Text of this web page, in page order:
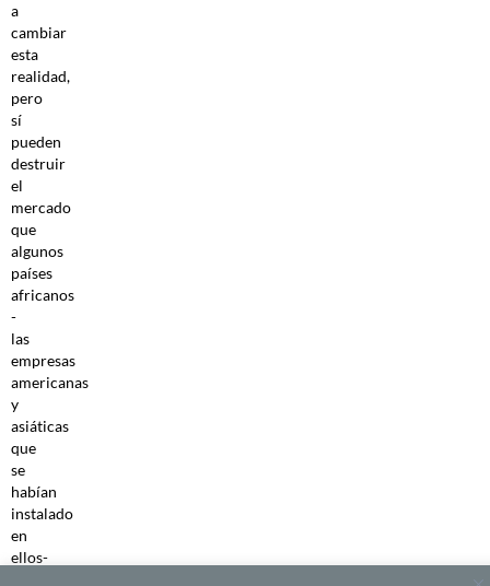
a
cambiar
esta
realidad,
pero
sí
pueden
destruir
el
mercado
que
algunos
países
africanos
-
las
empresas
americanas
y
asiáticas
que
se
habían
instalado
en
ellos-